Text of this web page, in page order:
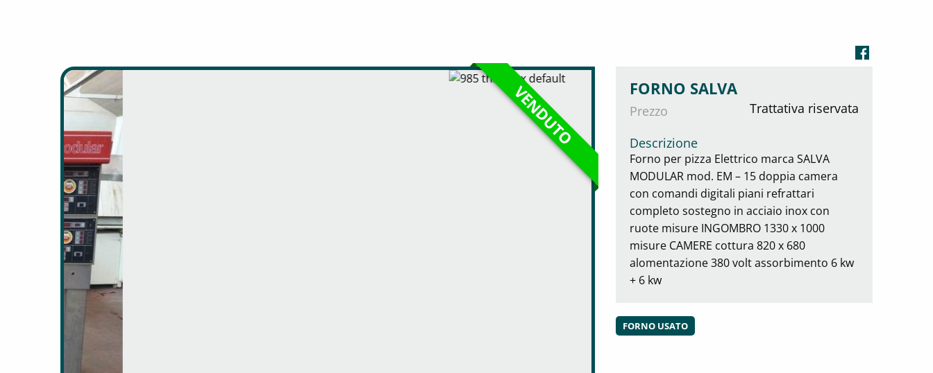
VENDUTO FORNO SALVA
Prezzo Trattativa riservata
Descrizione
Forno per pizza Elettrico marca SALVA
MODULAR mod. EM – 15 doppia camera
con comandi digitali piani refrattari
completo sostegno in acciaio inox con
ruote misure INGOMBRO 1330 x 1000
misure CAMERE cottura 820 x 680
alomentazione 380 volt assorbimento 6 kw
+ 6 kw
FORNO USATO